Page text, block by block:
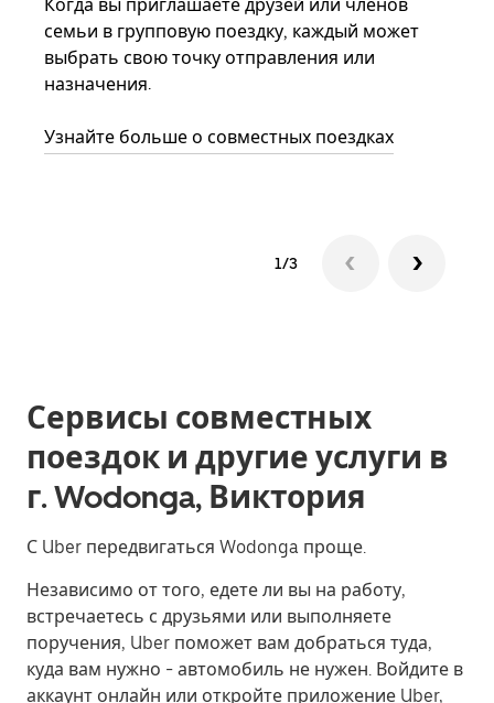
Когда вы приглашаете друзей или членов
семьи в групповую поездку, каждый может
выбрать свою точку отправления или
назначения.
Узнайте больше о совместных поездках
1/3
Сервисы совместных
поездок и другие услуги в
г. Wodonga, Виктория
С Uber передвигаться Wodonga проще.
Независимо от того, едете ли вы на работу,
встречаетесь с друзьями или выполняете
поручения, Uber поможет вам добраться туда,
куда вам нужно - автомобиль не нужен. Войдите в
аккаунт онлайн или откройте приложение Uber,